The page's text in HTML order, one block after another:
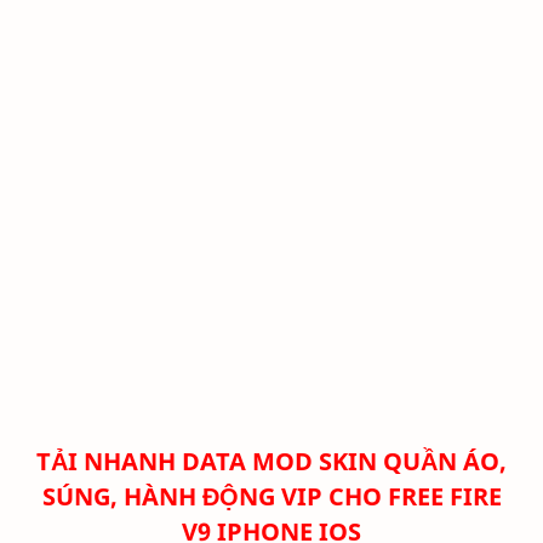
TẢI NHANH DATA MOD SKIN QUẦN ÁO,
SÚNG, HÀNH ĐỘNG VIP CHO FREE FIRE
V9IPHONE IOS